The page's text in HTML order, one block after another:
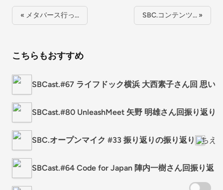
« メタバース行っ… SBC.コンテンツ… »
こちらもおすすめ
SBCast.#67 ライフドック横浜 大西素子さん回 思い
SBCast.#80 UnleashMeet 矢野 明雄さん回振り返り
SBC.オープンマイク #33 振り返りの振り返り ちえ
SBCast.#64 Code for Japan 陣内一樹さん回振り返り